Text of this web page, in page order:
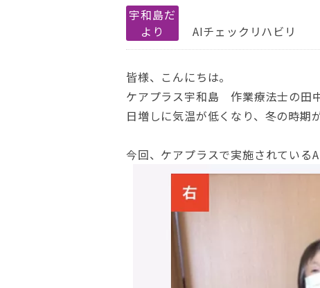
宇和島だ
より
AIチェックリハビリ
皆様、こんにちは。
ケアプラス宇和島 作業療法士の田中
日増しに気温が低くなり、冬の時期
今回、ケアプラスで実施されている